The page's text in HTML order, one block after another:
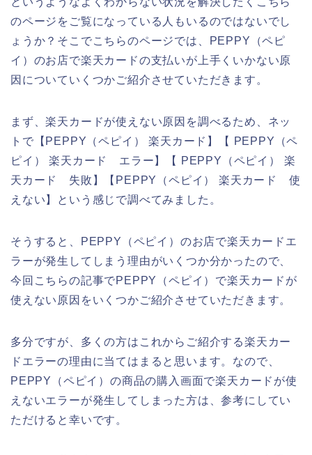
のページをご覧になっている人もいるのではないでし
ょうか？そこでこちらのページでは、PEPPY（ペピ
イ）のお店で楽天カードの支払いが上手くいかない原
因についていくつかご紹介させていただきます。
まず、楽天カードが使えない原因を調べるため、ネッ
トで【PEPPY（ペピイ） 楽天カード】【 PEPPY（ペ
ピイ） 楽天カード エラー】【 PEPPY（ペピイ） 楽
天カード 失敗】【PEPPY（ペピイ） 楽天カード 使
えない】という感じで調べてみました。
そうすると、PEPPY（ペピイ）のお店で楽天カードエ
ラーが発生してしまう理由がいくつか分かったので、
今回こちらの記事でPEPPY（ペピイ）で楽天カードが
使えない原因をいくつかご紹介させていただきます。
多分ですが、多くの方はこれからご紹介する楽天カー
ドエラーの理由に当てはまると思います。なので、
PEPPY（ペピイ）の商品の購入画面で楽天カードが使
えないエラーが発生してしまった方は、参考にしてい
ただけると幸いです。